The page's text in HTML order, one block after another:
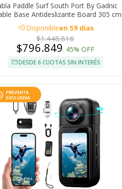
Paddle Surf South Port By Gadnic
Base Antideslizante Board 305 cm
Con Remo
acuteDisponibleen 59 días
$1.448.816
$796.849 45% OFF
DESDE 6 CUOTAS SIN INTERÉS